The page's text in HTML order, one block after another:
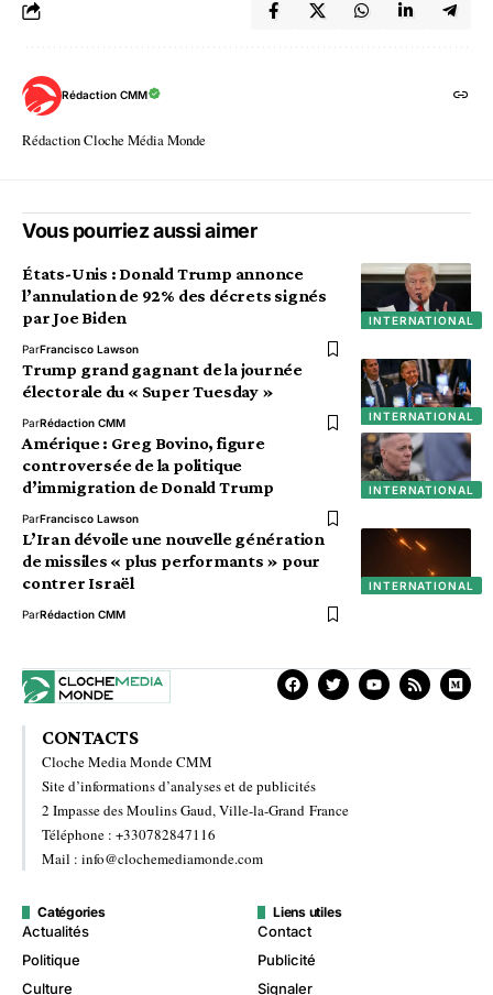
Rédaction CMM
Rédaction Cloche Média Monde
Vous pourriez aussi aimer
INTERNATIONAL
États-Unis : Donald Trump annonce
l’annulation de 92% des décrets signés
par Joe Biden
ParFrancisco Lawson
INTERNATIONAL
Trump grand gagnant de la journée
électorale du « Super Tuesday »
ParRédaction CMM
INTERNATIONAL
Amérique : Greg Bovino, figure
controversée de la politique
d’immigration de Donald Trump
ParFrancisco Lawson
INTERNATIONAL
L’Iran dévoile une nouvelle génération
de missiles « plus performants » pour
contrer Israël
ParRédaction CMM
CONTACTS
Cloche Media Monde CMM
Site d’informations d’analyses et de publicités
2 Impasse des Moulins Gaud, Ville-la-Grand France
Téléphone : +330782847116
Mail : info@clochemediamonde.com
Catégories
Actualités
Politique
Culture
Liens utiles
Contact
Publicité
Signaler